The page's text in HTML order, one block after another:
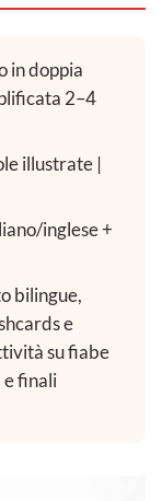
in doppia
2–4
illustrate |
inglese +
bilingue,
e
su fiabe
e finali